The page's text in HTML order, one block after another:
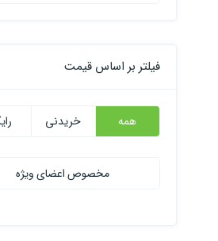
فیلتر بر اساس قیمت
همه خریدنی
مخصوص اعضای ویژه